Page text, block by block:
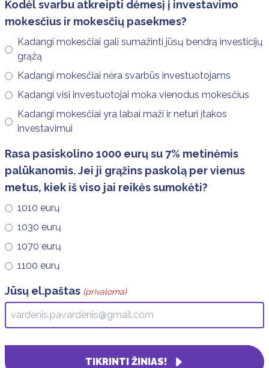
Kodėl svarbu atkreipti dėmesį į investavimo
mokesčius ir mokesčių pasekmes?
Kadangi mokesčiai gali sumažinti jūsų bendrą investicijų
grąžą
Kadangi mokesčiai nėra svarbūs investuotojams
Kadangi visi investuotojai moka vienodus mokesčius
Kadangi mokesčiai yra labai maži ir neturi įtakos
investavimui
Rasa pasiskolino 1000 eurų su 7% metinėmis
palūkanomis. Jei ji grąžins paskolą per vienus
metus, kiek iš viso jai reikės sumokėti?
1010 eurų
1030 eurų
1070 eurų
1100 eurų
Jūsų el.paštas (privaloma)
TIKRINTI ŽINIAS!